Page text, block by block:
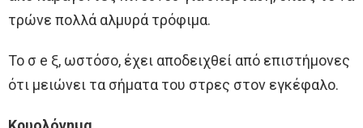
τρώνε πολλά αλμυρά τρόφιμα.
Το σ e ξ, ωστόσο, έχει αποδειχθεί από επιστήμονες
ότι μειώνει τα σήματα του στρες στον εγκέφαλο.